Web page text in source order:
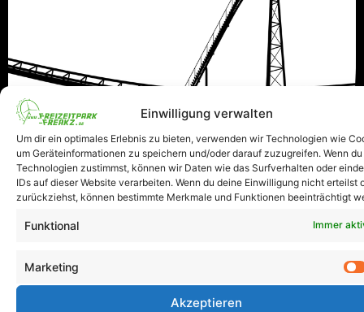
Einwilligung verwalten
Um dir ein optimales Erlebnis zu bieten, verwenden wir Technologien wie
um Geräteinformationen zu speichern und/oder darauf zuzugreifen. Wenn
Technologien zustimmst, können wir Daten wie das Surfverhalten oder
IDs auf dieser Website verarbeiten. Wenn du deine Einwilligung nicht erteilst
zurückziehst, können bestimmte Merkmale und Funktionen beeinträchtigt
Funktional Immer
Marketing
Akzeptieren